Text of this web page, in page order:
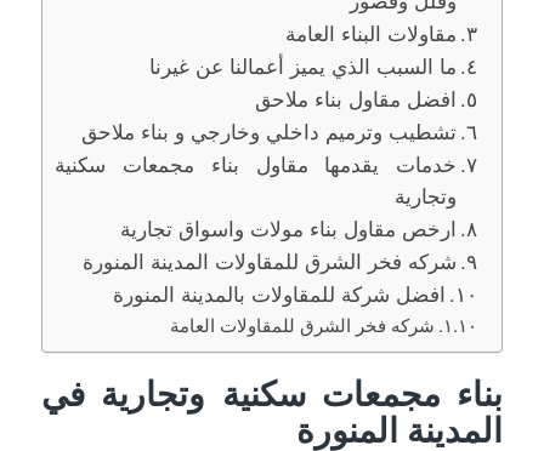
مقاولات البناء العامة
ما السبب الذي يميز أعمالنا عن غيرنا
افضل مقاول بناء ملاحق
تشطيب وترميم داخلي وخارجي و بناء ملاحق
خدمات يقدمها مقاول بناء مجمعات سكنية
وتجارية
ارخص مقاول بناء مولات واسواق تجارية
شركه فخر الشرق للمقاولات المدينة المنورة
افضل شركة للمقاولات بالمدينة المنورة
شركه فخر الشرق للمقاولات العامة
بناء مجمعات سكنية وتجارية في
المدينة المنورة